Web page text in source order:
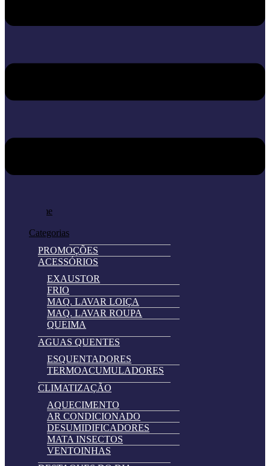
Home
Categorias
PROMOÇÕES
ACESSÓRIOS
EXAUSTOR
FRIO
MAQ. LAVAR LOIÇA
MAQ. LAVAR ROUPA
QUEIMA
AGUAS QUENTES
ESQUENTADORES
TERMOACUMULADORES
CLIMATIZAÇÃO
AQUECIMENTO
AR CONDICIONADO
DESUMIDIFICADORES
MATA INSECTOS
VENTOINHAS